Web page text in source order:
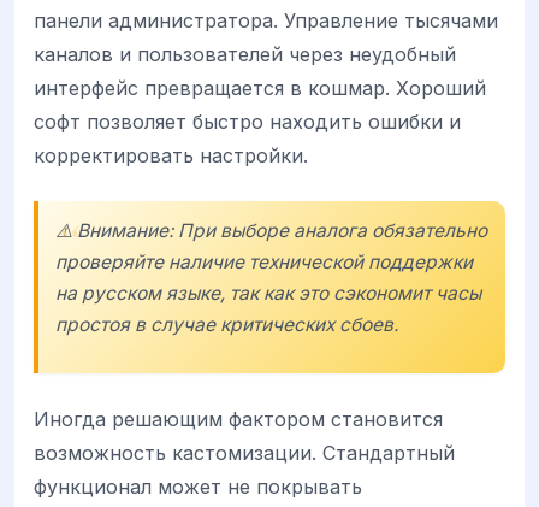
панели администратора. Управление тысячами
каналов и пользователей через неудобный
интерфейс превращается в кошмар. Хороший
софт позволяет быстро находить ошибки и
корректировать настройки.
⚠️ Внимание: При выборе аналога обязательно
проверяйте наличие технической поддержки
на русском языке, так как это сэкономит часы
простоя в случае критических сбоев.
Иногда решающим фактором становится
возможность кастомизации. Стандартный
функционал может не покрывать